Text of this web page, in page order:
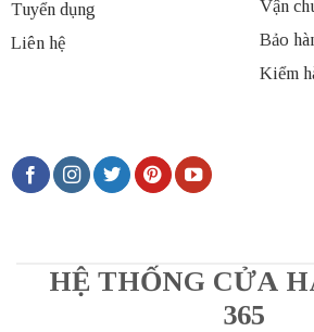
Tuyển dụng
Liên hệ
Vận
Bảo
Kiểm
HỆ THỐNG CỬA
365